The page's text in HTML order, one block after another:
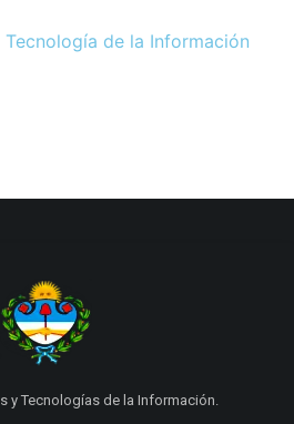
de la Información
y Tecnologías de la Información.